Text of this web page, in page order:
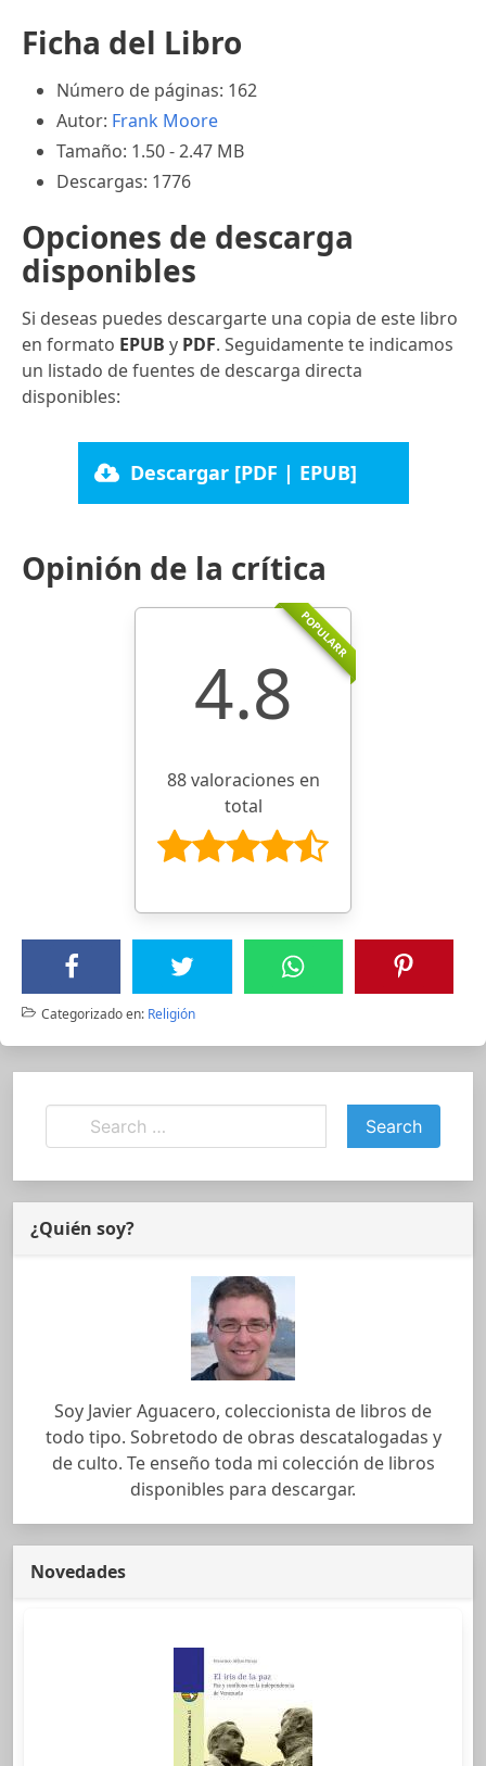
Ficha del Libro
Número de páginas: 162
Autor: Frank Moore
Tamaño: 1.50 - 2.47 MB
Descargas: 1776
Opciones de descarga
disponibles
Si deseas puedes descargarte una copia de este libro
en formato EPUB y PDF. Seguidamente te indicamos
un listado de fuentes de descarga directa
disponibles:
Descargar [PDF | EPUB]
Opinión de la crítica
POPULARR
4.8
88 valoraciones en
total
Categorizado en: Religión
¿Quién soy?
Soy Javier Aguacero, coleccionista de libros de
todo tipo. Sobretodo de obras descatalogadas y
de culto. Te enseño toda mi colección de libros
disponibles para descargar.
Novedades